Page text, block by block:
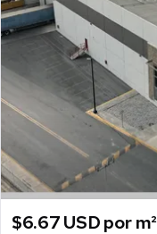
$6.67 USD por m²